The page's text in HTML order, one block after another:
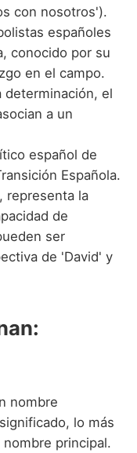
con nosotros').
españoles
conocido por su
en el campo.
determinación, el
a un
español de
Española.
representa la
de
ser
de 'David' y
nombre
lo más
principal.